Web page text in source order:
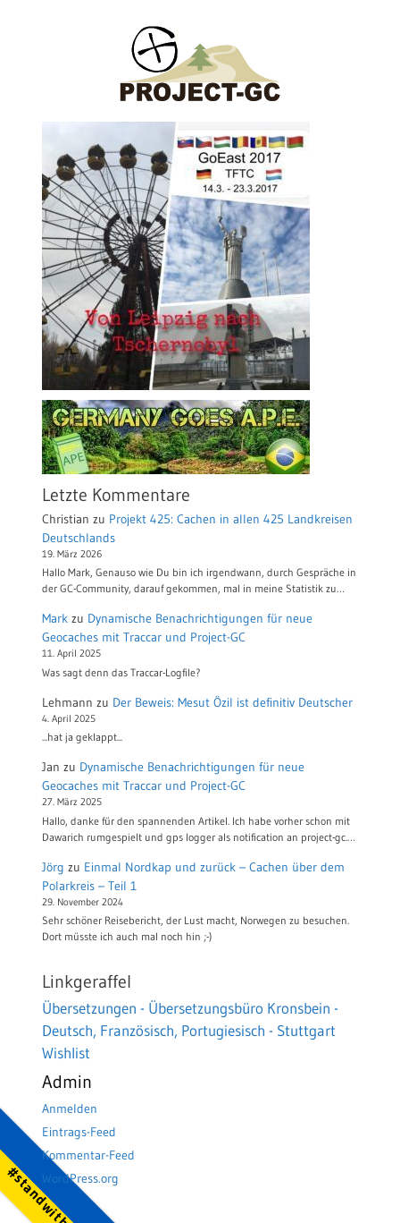
Letzte Kommentare
Christian zu Projekt 425: Cachen in allen 425 Landkreisen
Deutschlands
19. März 2026
Hallo Mark, Genauso wie Du bin ich irgendwann, durch Gespräche in
der GC-Community, darauf gekommen, mal in meine Statistik zu…
Mark zu Dynamische Benachrichtigungen für neue
Geocaches mit Traccar und Project-GC
11. April 2025
Was sagt denn das Traccar-Logfile?
Lehmann zu Der Beweis: Mesut Özil ist definitiv Deutscher
4. April 2025
...hat ja geklappt...
Jan zu Dynamische Benachrichtigungen für neue
Geocaches mit Traccar und Project-GC
27. März 2025
Hallo, danke für den spannenden Artikel. Ich habe vorher schon mit
Dawarich rumgespielt und gps logger als notification an project-gc.…
Jörg zu Einmal Nordkap und zurück – Cachen über dem
Polarkreis – Teil 1
29. November 2024
Sehr schöner Reisebericht, der Lust macht, Norwegen zu besuchen.
Dort müsste ich auch mal noch hin ;-)
Linkgeraffel
Übersetzungen - Übersetzungsbüro Kronsbein -
Deutsch, Französisch, Portugiesisch - Stuttgart
Wishlist
Admin
Anmelden
Eintrags-Feed
Kommentar-Feed
WordPress.org